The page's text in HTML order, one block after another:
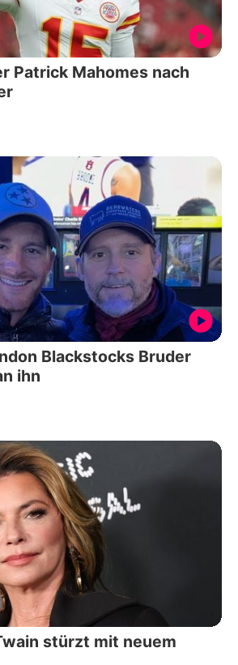
Patrick Mahomes nach
Blackstocks Bruder
ihn
stürzt mit neuem